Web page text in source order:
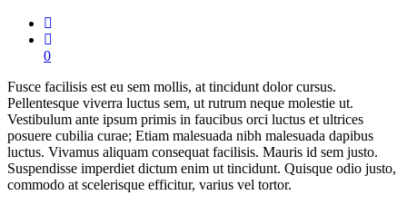
0
Fusce facilisis est eu sem mollis, at tincidunt dolor cursus.
Pellentesque viverra luctus sem, ut rutrum neque molestie ut.
Vestibulum ante ipsum primis in faucibus orci luctus et ultrices
posuere cubilia curae; Etiam malesuada nibh malesuada dapibus
luctus. Vivamus aliquam consequat facilisis. Mauris id sem justo.
Suspendisse imperdiet dictum enim ut tincidunt. Quisque odio justo,
commodo at scelerisque efficitur, varius vel tortor.